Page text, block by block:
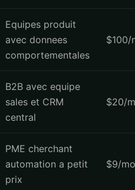
Equipes produit
avec donnees
comportementales
$100/
B2B avec equipe
sales et CRM
central
$20/
PME cherchant
automation a petit
prix
$9/